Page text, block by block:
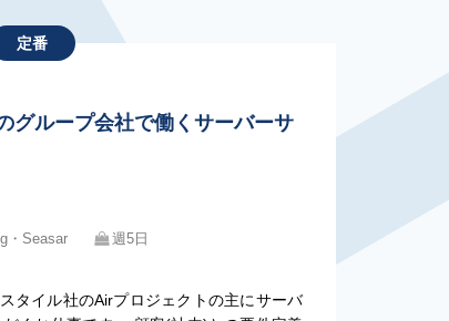
定番
グループ会社で働くサーバーサ
・Seasar
週5日
タイル社のAirプロジェクトの主にサーバ